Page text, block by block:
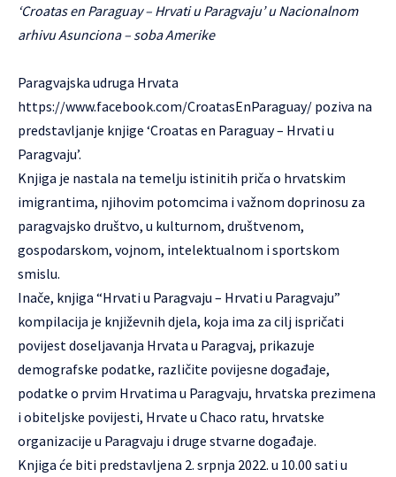
‘Croatas en Paraguay – Hrvati u Paragvaju’ u Nacionalnom
arhivu Asunciona – soba Amerike
Paragvajska udruga Hrvata
https://www.facebook.com/CroatasEnParaguay/ poziva na
predstavljanje knjige ‘Croatas en Paraguay – Hrvati u
Paragvaju’.
Knjiga je nastala na temelju istinitih priča o hrvatskim
imigrantima, njihovim potomcima i važnom doprinosu za
paragvajsko društvo, u kulturnom, društvenom,
gospodarskom, vojnom, intelektualnom i sportskom
smislu.
Inače, knjiga “Hrvati u Paragvaju – Hrvati u Paragvaju”
kompilacija je književnih djela, koja ima za cilj ispričati
povijest doseljavanja Hrvata u Paragvaj, prikazuje
demografske podatke, različite povijesne događaje,
podatke o prvim Hrvatima u Paragvaju, hrvatska prezimena
i obiteljske povijesti, Hrvate u Chaco ratu, hrvatske
organizacije u Paragvaju i druge stvarne događaje.
Knjiga će biti predstavljena 2. srpnja 2022. u 10.00 sati u